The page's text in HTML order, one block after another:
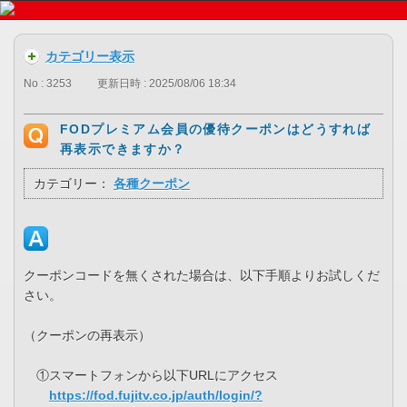
カテゴリー表示
No : 3253 更新日時 : 2025/08/06 18:34
FODプレミアム会員の優待クーポンはどうすれば
再表示できますか？
カテゴリー： 各種クーポン
クーポンコードを無くされた場合は、以下手順よりお試しくだ
さい。
（クーポンの再表示）
①スマートフォンから以下URLにアクセス
https://fod.fujitv.co.jp/auth/login/?